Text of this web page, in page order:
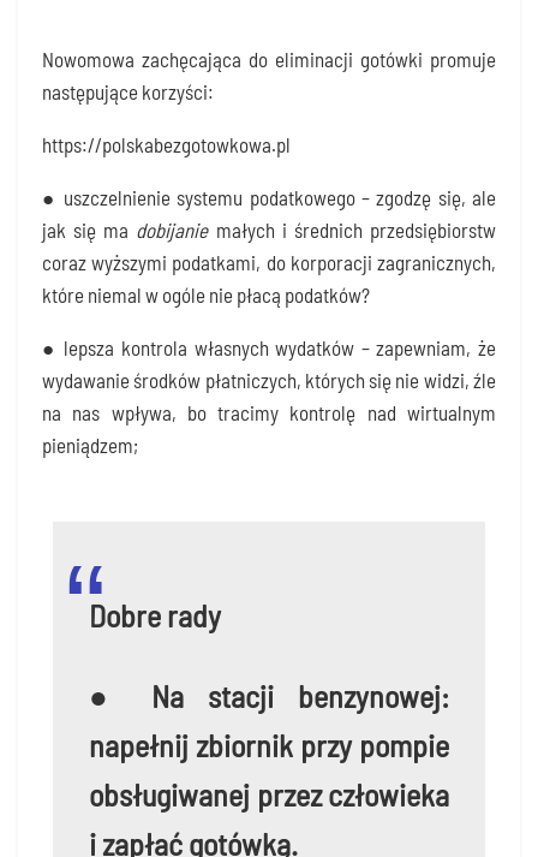
Nowo­mo­wa zachę­ca­ją­ca do eli­mi­na­cji gotów­ki pro­mu­je
nastę­pu­ją­ce korzyści:
https://​pol​ska​be​zgo​tow​ko​wa​.pl
● uszczel­nie­nie sys­te­mu podat­ko­we­go – zgo­dzę się, ale
jak się ma dobi­ja­niemałych i śred­nich przed­się­biorstw
coraz wyż­szy­mi podat­ka­mi, do kor­po­ra­cji zagra­nicz­nych,
któ­re nie­mal w ogó­le nie pła­cą podatków?
● lep­sza kon­tro­la wła­snych wydat­ków – zapew­niam, że
wyda­wa­nie środ­ków płat­ni­czych, któ­rych się nie widzi, źle
na nas wpły­wa, bo tra­ci­my kon­tro­lę nad wir­tu­al­nym
pieniądzem;
Dobre rady
● Na sta­cji ben­zy­no­wej:
napeł­nij zbior­nik przy pom­pie
obsłu­gi­wa­nej przez czło­wie­ka
i zapłać gotówką.